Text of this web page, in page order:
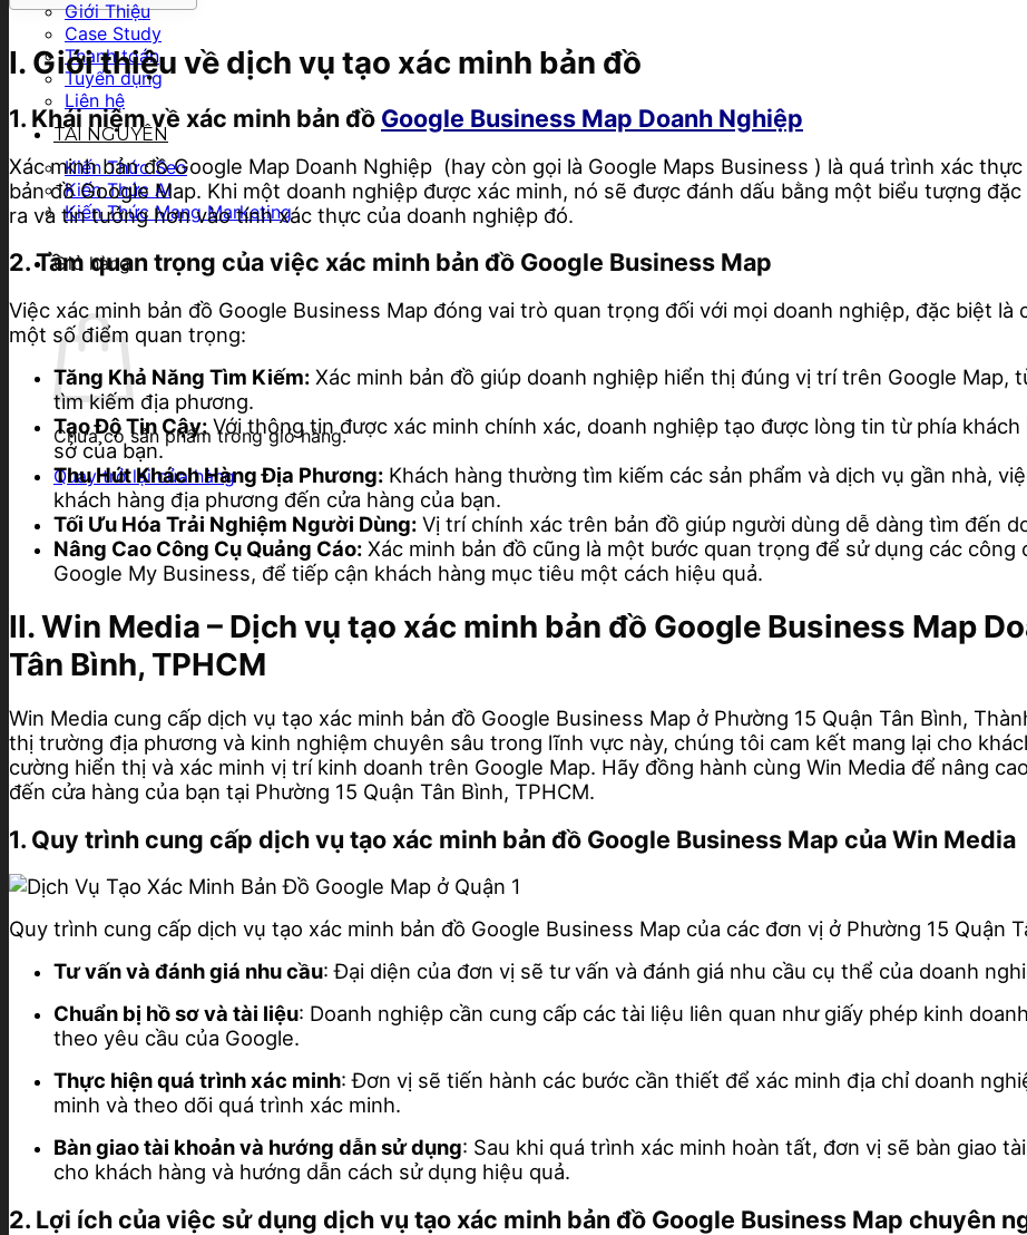
Giới Thiệu
Case Study
Thanh toán
Tuyển dụng
Liên hệ
TÀI NGUYÊN
Kiến Thức Seo
Kiến Thức AI
Kiến Thức Mạng Marketing
Giỏ hàng
Chưa có sản phẩm trong giỏ hàng.
Quay trở lại cửa hàng
I. Giới thiệu về dịch vụ tạo xác minh bản đồ
1. Khái niệm về xác minh bản đồ Google Business Map Doanh Nghiệp
Xác minh bản đồ Google Map Doanh Nghiệp (hay còn gọi là Google Maps Business ) là quá trình xác
bản đồ Google Map. Khi một doanh nghiệp được xác minh, nó sẽ được đánh dấu bằng một biểu tượng
ra và tin tưởng hơn vào tính xác thực của doanh nghiệp đó.
2. Tầm quan trọng của việc xác minh bản đồ Google Business Map
Việc xác minh bản đồ Google Business Map đóng vai trò quan trọng đối với mọi doanh nghiệp, đặc biệt là
một số điểm quan trọng:
Tăng Khả Năng Tìm Kiếm: Xác minh bản đồ giúp doanh nghiệp hiển thị đúng vị trí trên Google
tìm kiếm địa phương.
Tạo Độ Tin Cậy: Với thông tin được xác minh chính xác, doanh nghiệp tạo được lòng tin từ phía
sở của bạn.
Thu Hút Khách Hàng Địa Phương: Khách hàng thường tìm kiếm các sản phẩm và dịch vụ gần nhà,
khách hàng địa phương đến cửa hàng của bạn.
Tối Ưu Hóa Trải Nghiệm Người Dùng: Vị trí chính xác trên bản đồ giúp người dùng dễ dàng tìm đến
Nâng Cao Công Cụ Quảng Cáo: Xác minh bản đồ cũng là một bước quan trọng để sử dụng các
Google My Business, để tiếp cận khách hàng mục tiêu một cách hiệu quả.
II. Win Media – Dịch vụ tạo xác minh bản đồ Google Business Map
Tân Bình, TPHCM
Win Media cung cấp dịch vụ tạo xác minh bản đồ Google Business Map ở Phường 15 Quận Tân Bình,
thị trường địa phương và kinh nghiệm chuyên sâu trong lĩnh vực này, chúng tôi cam kết mang lại cho
cường hiển thị và xác minh vị trí kinh doanh trên Google Map. Hãy đồng hành cùng Win Media để nâng
đến cửa hàng của bạn tại Phường 15 Quận Tân Bình, TPHCM.
1. Quy trình cung cấp dịch vụ tạo xác minh bản đồ Google Business Map của Win Media
Quy trình cung cấp dịch vụ tạo xác minh bản đồ Google Business Map của các đơn vị ở Phường 15 Quận
Tư vấn và đánh giá nhu cầu: Đại diện của đơn vị sẽ tư vấn và đánh giá nhu cầu cụ thể của doanh
Chuẩn bị hồ sơ và tài liệu: Doanh nghiệp cần cung cấp các tài liệu liên quan như giấy phép kinh
theo yêu cầu của Google.
Thực hiện quá trình xác minh: Đơn vị sẽ tiến hành các bước cần thiết để xác minh địa chỉ doanh
minh và theo dõi quá trình xác minh.
Bàn giao tài khoản và hướng dẫn sử dụng: Sau khi quá trình xác minh hoàn tất, đơn vị sẽ bàn giao
cho khách hàng và hướng dẫn cách sử dụng hiệu quả.
2. Lợi ích của việc sử dụng dịch vụ tạo xác minh bản đồ Google Business Map chuyên